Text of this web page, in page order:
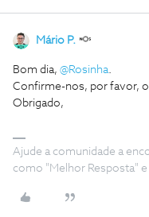
Mário P.
Bom dia, @Rosinha.
Confirme-nos, por favor,
Obrigado,
Ajude a comunidade a
como "Melhor Resposta"